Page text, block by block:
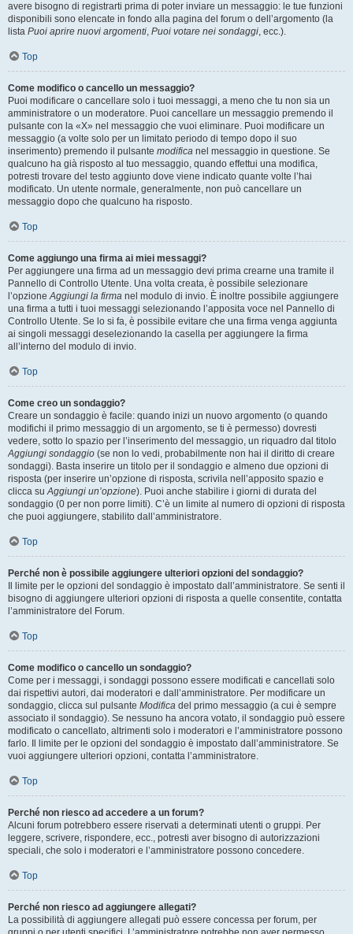
avere bisogno di registrarti prima di poter inviare un messaggio: le tue funzioni
disponibili sono elencate in fondo alla pagina del forum o dell’argomento (la
lista Puoi aprire nuovi argomenti, Puoi votare nei sondaggi, ecc.).
Top
Come modifico o cancello un messaggio?
Puoi modificare o cancellare solo i tuoi messaggi, a meno che tu non sia un
amministratore o un moderatore. Puoi cancellare un messaggio premendo il
pulsante con la «X» nel messaggio che vuoi eliminare. Puoi modificare un
messaggio (a volte solo per un limitato periodo di tempo dopo il suo
inserimento) premendo il pulsante modifica nel messaggio in questione. Se
qualcuno ha già risposto al tuo messaggio, quando effettui una modifica,
potresti trovare del testo aggiunto dove viene indicato quante volte l’hai
modificato. Un utente normale, generalmente, non può cancellare un
messaggio dopo che qualcuno ha risposto.
Top
Come aggiungo una firma ai miei messaggi?
Per aggiungere una firma ad un messaggio devi prima crearne una tramite il
Pannello di Controllo Utente. Una volta creata, è possibile selezionare
l’opzioneAggiungi la firma nel modulo di invio. È inoltre possibile aggiungere
una firma a tutti i tuoi messaggi selezionando l’apposita voce nel Pannello di
Controllo Utente. Se lo si fa, è possibile evitare che una firma venga aggiunta
ai singoli messaggi deselezionando la casella per aggiungere la firma
all’interno del modulo di invio.
Top
Come creo un sondaggio?
Creare un sondaggio è facile: quando inizi un nuovo argomento (o quando
modifichi il primo messaggio di un argomento, se ti è permesso) dovresti
vedere, sotto lo spazio per l’inserimento del messaggio, un riquadro dal titolo
Aggiungi sondaggio (se non lo vedi, probabilmente non hai il diritto di creare
sondaggi). Basta inserire un titolo per il sondaggio e almeno due opzioni di
risposta (per inserire un’opzione di risposta, scrivila nell’apposito spazio e
clicca suAggiungi un’opzione). Puoi anche stabilire i giorni di durata del
sondaggio (0 per non porre limiti). C’è un limite al numero di opzioni di risposta
che puoi aggiungere, stabilito dall’amministratore.
Top
Perché non è possibile aggiungere ulteriori opzioni del sondaggio?
Il limite per le opzioni del sondaggio è impostato dall’amministratore. Se senti il
bisogno di aggiungere ulteriori opzioni di risposta a quelle consentite, contatta
l’amministratore del Forum.
Top
Come modifico o cancello un sondaggio?
Come per i messaggi, i sondaggi possono essere modificati e cancellati solo
dai rispettivi autori, dai moderatori e dall’amministratore. Per modificare un
sondaggio, clicca sul pulsante Modifica del primo messaggio (a cui è sempre
associato il sondaggio). Se nessuno ha ancora votato, il sondaggio può essere
modificato o cancellato, altrimenti solo i moderatori e l’amministratore possono
farlo. Il limite per le opzioni del sondaggio è impostato dall’amministratore. Se
vuoi aggiungere ulteriori opzioni, contatta l’amministratore.
Top
Perché non riesco ad accedere a un forum?
Alcuni forum potrebbero essere riservati a determinati utenti o gruppi. Per
leggere, scrivere, rispondere, ecc., potresti aver bisogno di autorizzazioni
speciali, che solo i moderatori e l’amministratore possono concedere.
Top
Perché non riesco ad aggiungere allegati?
La possibilità di aggiungere allegati può essere concessa per forum, per